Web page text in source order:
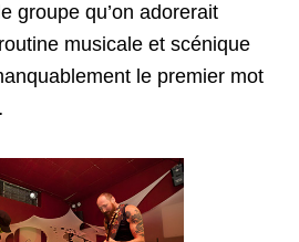
groupe qu’on adorerait
musicale et scénique
le premier mot